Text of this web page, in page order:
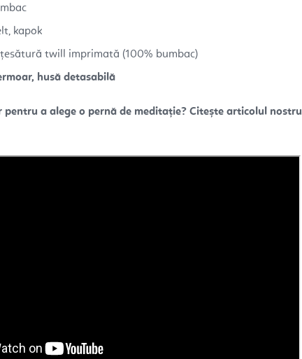
kapok
țesătură twill imprimată (100% bumbac)
husă detasabilă
pentru a alege o pernă de meditație? Citește articolul nostru